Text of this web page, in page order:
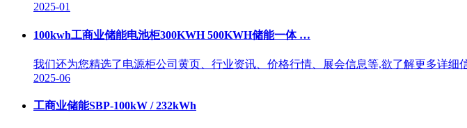
2025-01
100kwh工商业储能电池柜300KWH 500KWH储能一体 …
我们还为您精选了电源柜公司黄页、行业资讯、价格行情、展会信息等,欲了解更多详细
2025-06
工商业储能SBP-100kW / 232kWh